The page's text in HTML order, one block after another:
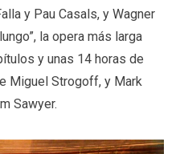
y Pau Casals, y Wagner
la opera más larga
y unas 14 horas de
Miguel Strogoff, y Mark
Sawyer.